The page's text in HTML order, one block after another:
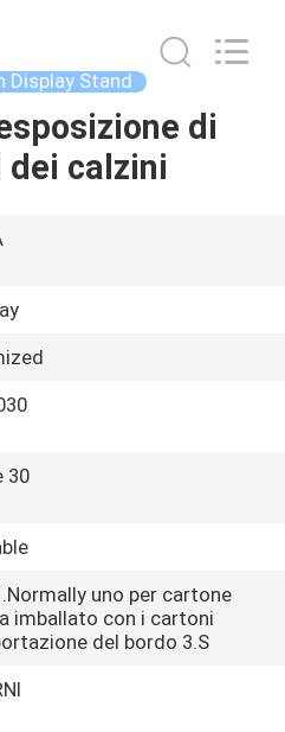
Display Stand
di
dei calzini
30
uno per cartone
imballato con i cartoni
del bordo 3.S